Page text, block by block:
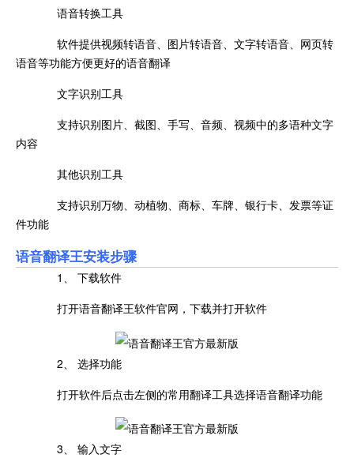
语音转换工具
软件提供视频转语音、图片转语音、文字转语音、网页转
语音等功能方便更好的语音翻译
文字识别工具
支持识别图片、截图、手写、音频、视频中的多语种文字
内容
其他识别工具
支持识别万物、动植物、商标、车牌、银行卡、发票等证
件功能
语音翻译王安装步骤
1、 下载软件
打开语音翻译王软件官网，下载并打开软件
2、 选择功能
打开软件后点击左侧的常用翻译工具选择语音翻译功能
3、 输入文字